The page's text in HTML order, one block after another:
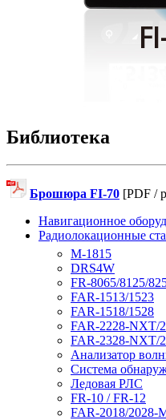
Библиотека
Брошюра FI-70 [PDF /
Навигационное
Радиолокационные
M-1815
DRS4W
FR-8065/8125/
FAR-1513/1523
FAR-1518/1528
FAR-2228-NXT/
FAR-2328-NXT/
Анализатор
Система
Ледовая РЛС
FR-10 / FR-12
FAR-2018/2028-